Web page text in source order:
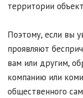
территории
Поэтому, если вы
проявляют
вам или другим,
компанию или
общественного